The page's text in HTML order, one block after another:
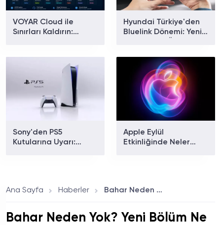
VOYAR Cloud ile
Sınırları Kaldırın:
Hyundai Türkiye'den
Bluelink Dönemi: Yeni
Sony'den PS5
Kutularına Uyarı:
Apple Eylül
Etkinliğinde Neler
Ana Sayfa
Haberler Bahar Neden Yok? Yeni Bölüm Ne Zaman Yayınlanacak, Bu Akşam Yok Mu?
Bahar Neden Yok? Yeni Bölüm Ne